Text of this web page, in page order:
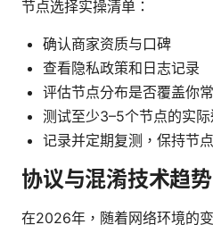
节点选择实操清单：
确认商家资质与口碑
查看隐私政策和日志记录
评估节点分布是否覆盖你
测试至少3–5个节点的实
记录并定期复测，保持节
协议与混淆技术趋势
在2026年，随着网络环境的